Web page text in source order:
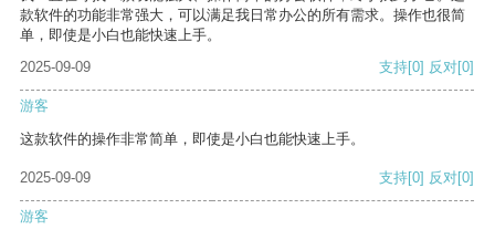
款软件的功能非常强大，可以满足我日常办公的所有需求。操作也很简
单，即使是小白也能快速上手。
2025-09-09
支持[0] 反对[0]
游客
这款软件的操作非常简单，即使是小白也能快速上手。
2025-09-09 支持[0] 反对[0]
游客